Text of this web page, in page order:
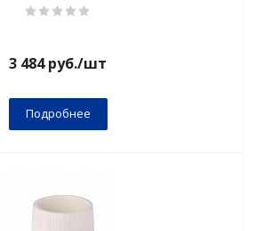
3 484руб./шт
Подробнее